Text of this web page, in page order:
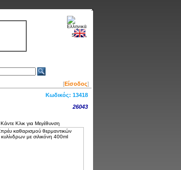
[Είσοδος]
Κωδικός: 13418
26043
Κάντε Κλικ για Μεγέθυνση